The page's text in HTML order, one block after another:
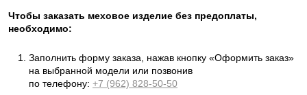
Чтобы заказать меховое изделие без предоплаты,
необходимо:
Заполнить форму заказа, нажав кнопку «Оформить заказ»
на выбранной модели или позвонив
по телефону: +7 (962) 828-50-50